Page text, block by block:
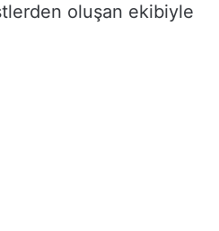
oluşan ekibiyle